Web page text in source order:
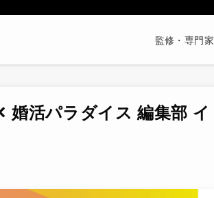
監修・専門家
活パラダイス 編集部 イ